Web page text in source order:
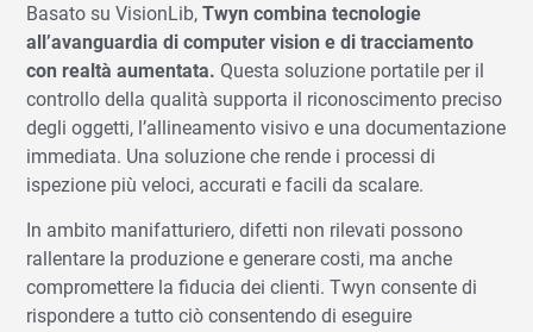
Basato su VisionLib, Twyn combina tecnologie
all’avanguardia di computer vision e di tracciamento
con realtà aumentata. Questa soluzione portatile per il
controllo della qualità supporta il riconoscimento preciso
degli oggetti, l’allineamento visivo e una documentazione
immediata. Una soluzione che rende i processi di
ispezione più veloci, accurati e facili da scalare.
In ambito manifatturiero, difetti non rilevati possono
rallentare la produzione e generare costi, ma anche
compromettere la fiducia dei clienti. Twyn consente di
rispondere a tutto ciò consentendo di eseguire